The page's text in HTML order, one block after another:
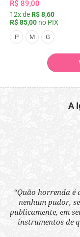
R$ 89,00
12x de R$ 8,60
R$ 85,00 no PIX
P M G
A
“Quão horrenda é
nenhum pudor,
publicamente, em
instrumentos de